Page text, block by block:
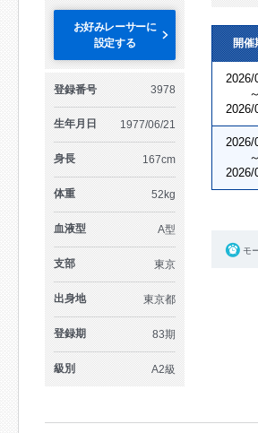
お好みレーサーに
設定する
登録番号 3978
生年月日 1977/06/21
身長 167cm
体重 52kg
血液型 A型
支部 東京
出身地 東京都
登録期 83期
級別 A2級
開催
2026/
～
2026/
2026/
～
2026/
モ